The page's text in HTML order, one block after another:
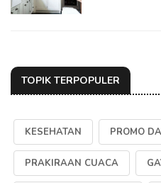
TOPIK TERPOPULER
KESEHATAN PROMO
PRAKIRAAN CUACA